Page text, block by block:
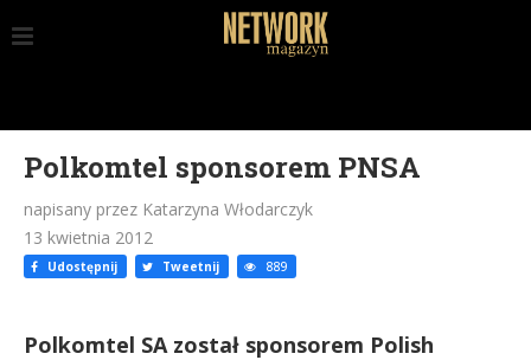
Polkomtel sponsorem PNSA
napisany przez Katarzyna Włodarczyk
13 kwietnia 2012
Udostępnij Tweetnij 889
Polkomtel SA został sponsorem Polish